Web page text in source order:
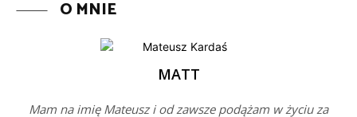
O MNIE
MATT
Mam na imię Mateusz i od zawsze podążam w życiu za